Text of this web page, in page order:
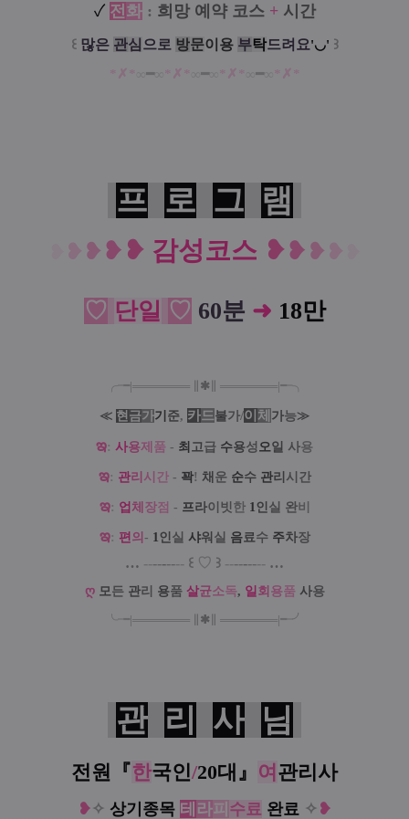
✓ 전 화 : 희망 예약 코스 + 시간
꒰ 많은 관심 으로 방문이 용 부탁드려요'◡' ꒱
* ✗* ━∞ * ✗* ━∞ * ✗* ━∞ * ✗*
프 로 그 램
❥ ❥ ❥ ❥ 감성코스 ❥❥ ❥ ❥
♡ 단일 ♡ 60분 ➜ 18만
╭╼|═══════ ✱ ═══════|╾╮
≪ 현 금가기 준, 카드 불가/이 체 가능≫
ఇ: 사용제 품 - 최 고 급 수용성 오 일 사용
ఇ: 관리 시 간 - 꽉! 채 운 순수 관리 시간
ఇ: 업 체 장점 - 프라이빗 한 1 인 실 완비
ఇ: 편 의 - 1 인 실 샤워 실 음료 수 주차장
… --------- ꒰ ♡ ꒱ --------- …
ღ 모 든 관리 용품 살균소독, 일 회 용품 사용
╰╼|═══════ ✱ ═══════|╾╯
관 리 사 님
전원『한국인/20대 』 여 관리사
❥ ✧ 상기종목 테 라피 수료 완료 ✧ ❥